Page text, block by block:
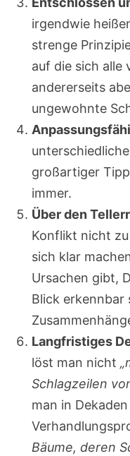
irgendwie
strenge
auf die sich alle
andererseits
ungewohnte
großartiger
immer.
Über den
Konflikt nicht
sich klar
Ursachen gibt,
Blick erkennbar
Langfristiges
löst man nicht
Schlagzeilen
man in
Bäume, deren